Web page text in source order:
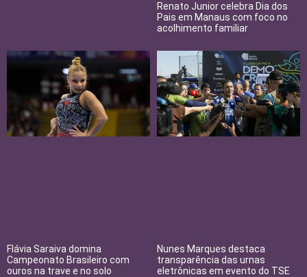
Renato Junior celebra Dia dos
Pais em Manaus com foco no
acolhimento familiar
Flávia Saraiva domina
Campeonato Brasileiro com
ouros na trave e no solo
Nunes Marques destaca
transparência das urnas
eletrônicas em evento do TSE